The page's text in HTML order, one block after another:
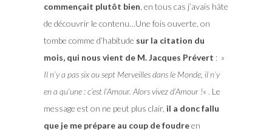
commençait plutôt bien , en tous cas j’avais hâte
de découvrir le contenu…Une fois ouverte, on
tombe comme d’habitude sur la citation du
mois, qui nous vient de M. Jacques Prévert : »
Il n’y a pas six ou sept Merveilles dans le Monde, il n’y
en a qu’une : c’est l’Amour. Alors vivez d’Amour !« . Le
message est on ne peut plus clair, il a donc fallu
que je me prépare au coup de foudreen